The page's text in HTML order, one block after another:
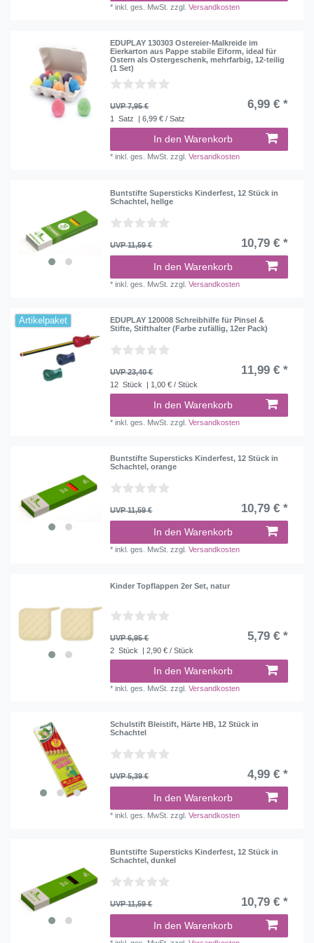
*inkl. ges. MwSt. zzgl.Versandkosten
EDUPLAY 130303 Ostereier-Malkreide im
Eierkarton aus Pappe stabile Eiform, ideal für
Ostern als Ostergeschenk, mehrfarbig, 12-teilig
(1 Set)
UVP 7,95 € 6,99 € *
1 Satz | 6,99 € / Satz
In den Warenkorb
*inkl. ges. MwSt. zzgl.Versandkosten
Buntstifte Supersticks Kinderfest, 12 Stück in
Schachtel, hellge
UVP 11,59 € 10,79 € *
In den Warenkorb
*inkl. ges. MwSt. zzgl.Versandkosten
Artikelpaket
EDUPLAY 120008 Schreibhilfe für Pinsel &
Stifte, Stifthalter (Farbe zufällig, 12er Pack)
UVP 23,40 € 11,99 € *
12 Stück | 1,00 € / Stück
In den Warenkorb
*inkl. ges. MwSt. zzgl.Versandkosten
Buntstifte Supersticks Kinderfest, 12 Stück in
Schachtel, orange
UVP 11,59 € 10,79 € *
In den Warenkorb
*inkl. ges. MwSt. zzgl.Versandkosten
Kinder Topflappen 2er Set, natur
UVP 6,95 € 5,79 € *
2 Stück | 2,90 € / Stück
In den Warenkorb
*inkl. ges. MwSt. zzgl.Versandkosten
Schulstift Bleistift, Härte HB, 12 Stück in
Schachtel
UVP 5,39 € 4,99 € *
In den Warenkorb
*inkl. ges. MwSt. zzgl.Versandkosten
Buntstifte Supersticks Kinderfest, 12 Stück in
Schachtel, dunkel
UVP 11,59 € 10,79 € *
In den Warenkorb